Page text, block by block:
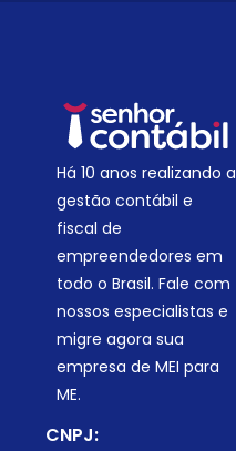
Há 10 anos realizando a
gestão contábil e
fiscal de
empreendedores em
todo o Brasil. Fale com
nossos especialistas e
migre agora sua
empresa de MEI para
ME.
CNPJ: